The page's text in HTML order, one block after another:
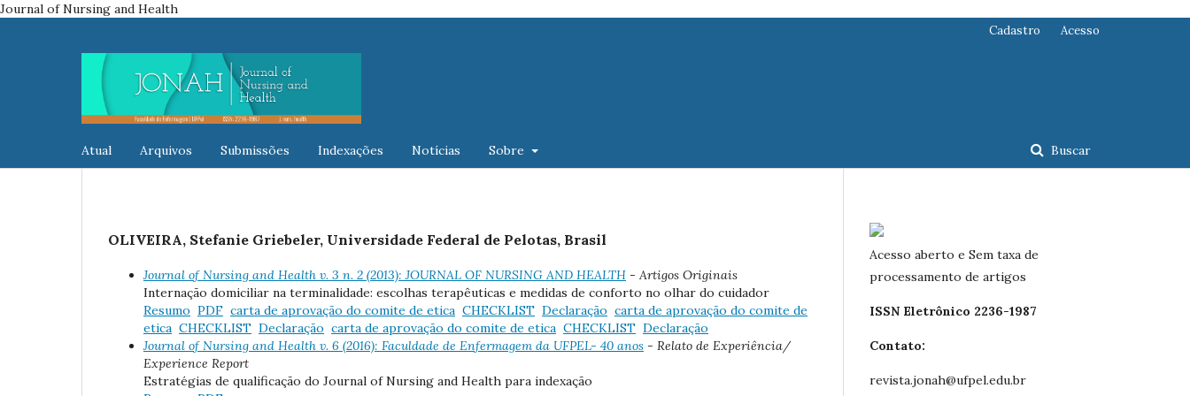
Journal of Nursing and Health
Atual Arquivos Submissões Indexações Notícias Sobre Buscar
Cadastro Acesso
OLIVEIRA, Stefanie Griebeler, Universidade Federal de Pelotas, Brasil
Journal of Nursing and Health v. 3 n. 2 (2013): JOURNAL OF NURSING AND HEALTH - Artigos Originais
Internação domiciliar na terminalidade: escolhas terapêuticas e medidas de conforto no olhar do cuidador
Resumo PDF carta de aprovação do comite de etica CHECKLIST Declaração carta de aprovação do comite de
etica CHECKLIST Declaração carta de aprovação do comite de etica CHECKLIST Declaração
Journal of Nursing and Health v. 6 (2016): Faculdade de Enfermagem da UFPEL- 40 anos - Relato de Experiência/
Experience Report
Estratégias de qualificação do Journal of Nursing and Health para indexação
Acesso aberto e Sem taxa de
processamento de artigos
ISSN Eletrônico 2236-1987
Contato:
revista.jonah@ufpel.edu.br